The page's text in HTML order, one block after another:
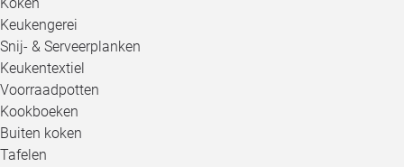
Keukengerei
Snij- & Serveerplanken
Keukentextiel
Voorraadpotten
Kookboeken
Buiten koken
Tafelen